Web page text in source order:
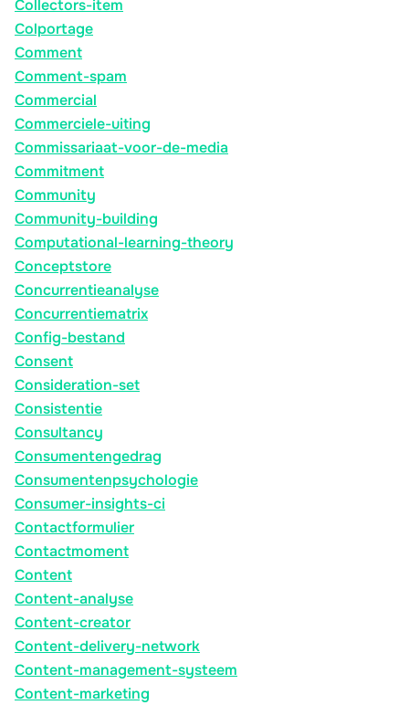
Collectors-item
Colportage
Comment
Comment-spam
Commercial
Commerciele-uiting
Commissariaat-voor-de-media
Commitment
Community
Community-building
Computational-learning-theory
Conceptstore
Concurrentieanalyse
Concurrentiematrix
Config-bestand
Consent
Consideration-set
Consistentie
Consultancy
Consumentengedrag
Consumentenpsychologie
Consumer-insights-ci
Contactformulier
Contactmoment
Content
Content-analyse
Content-creator
Content-delivery-network
Content-management-systeem
Content-marketing